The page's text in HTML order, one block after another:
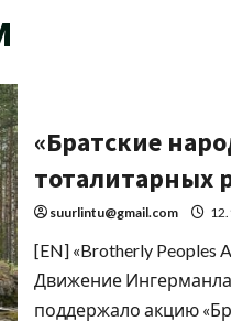
«Братские
тоталитарных
suurlintu@gmail.com
[EN] «Brotherly Peoples
Движение
поддержало акцию